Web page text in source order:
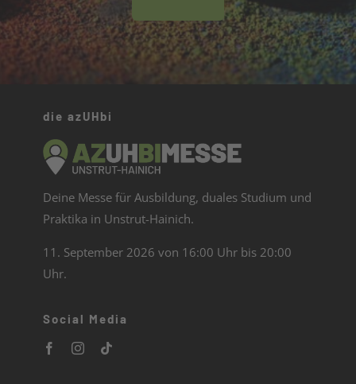
die azUHbi
Deine Messe für Ausbildung, duales Studium und
Praktika in Unstrut-Hainich.
11. September 2026 von 16:00 Uhr bis 20:00
Uhr.
Social Media